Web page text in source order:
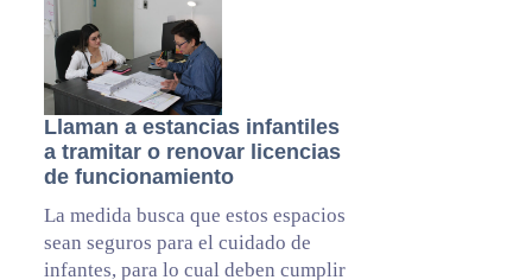
Llaman a estancias infantiles
a tramitar o renovar licencias
de funcionamiento
La medida busca que estos espacios
sean seguros para el cuidado de
infantes, para lo cual deben cumplir